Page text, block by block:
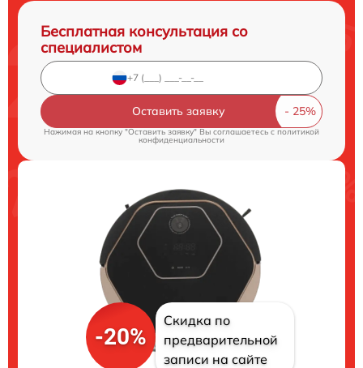
Бесплатная консультация со
специалистом
Оставить заявку
Нажимая на кнопку "Оставить заявку" Вы соглашаетесь cполитикой
конфиденциальности
-20%
Скидка по
предварительной
записи на сайте